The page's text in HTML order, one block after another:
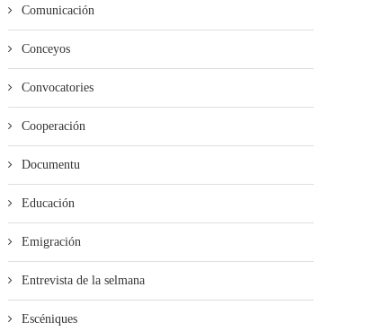
Comunicación
Conceyos
Convocatories
Cooperación
Documentu
Educación
Emigración
Entrevista de la selmana
Escéniques